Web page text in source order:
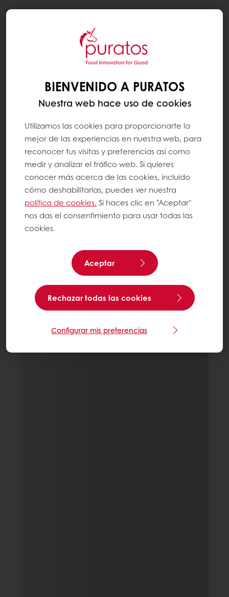
BIENVENIDO A PURATOS
Nuestra web hace uso de cookies
Utilizamos las cookies para proporcionarte la
mejor de las experiencias en nuestra web, para
reconocer tus visitas y preferencias así como
medir y analizar el tráfico web. Si quieres
conocer más acerca de las cookies, incluído
cómo deshabilitarlas, puedes ver nuestra
política de cookies. Si haces clic en "Aceptar"
nos das el consentimiento para usar todas las
cookies.
Aceptar
Rechazar todas las cookies
Configurar mis preferencias